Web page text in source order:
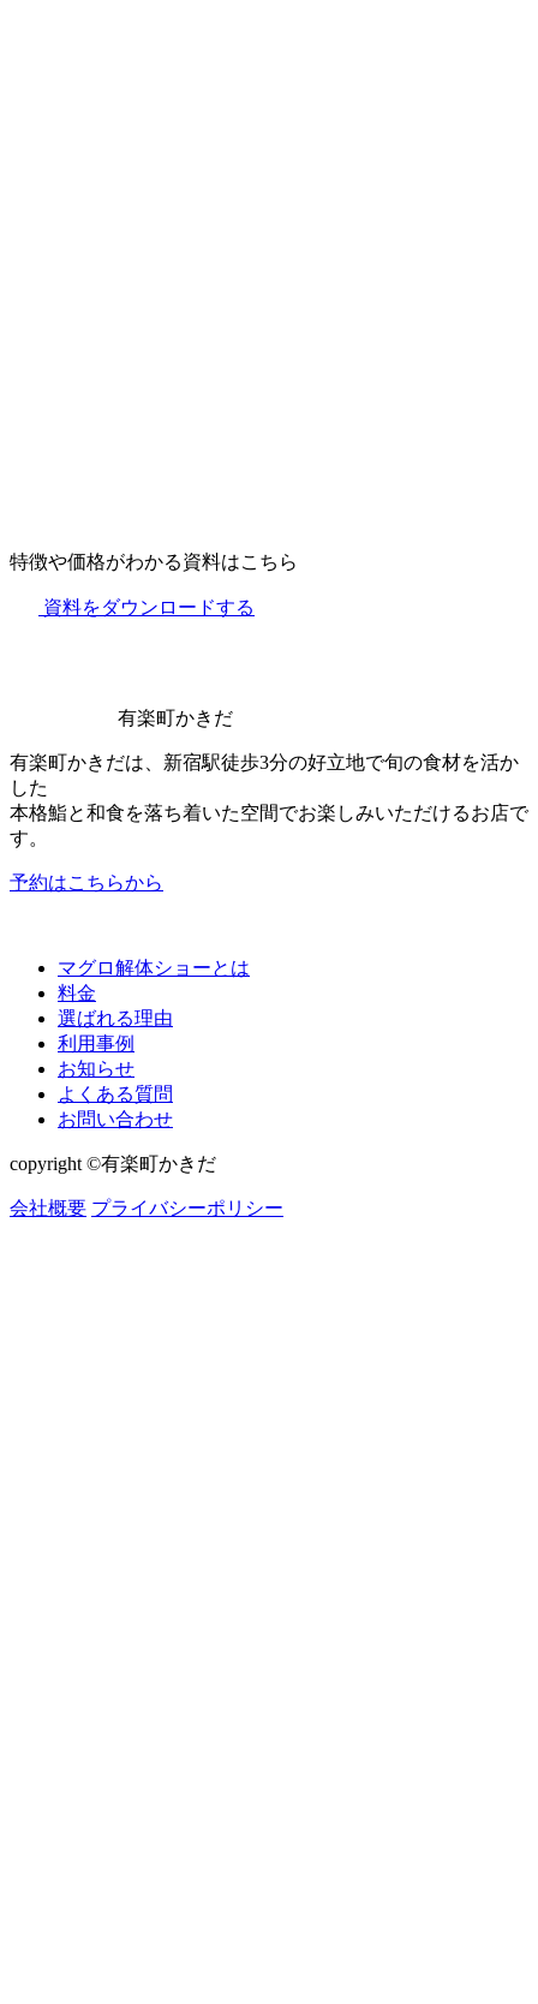
特徴や価格がわかる資料はこちら
資料をダウンロードする
有楽町かきだ
有楽町かきだは、新宿駅徒歩3分の好立地で旬の食材を活か
した
本格鮨と和食を落ち着いた空間でお楽しみいただけるお店で
す。
予約はこちらから
マグロ解体ショーとは
料金
選ばれる理由
利用事例
お知らせ
よくある質問
お問い合わせ
copyright ©有楽町かきだ
会社概要 プライバシーポリシー